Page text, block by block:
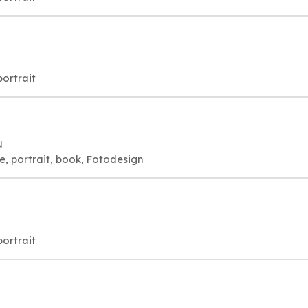
portrait
portrait, book, Fotodesign
portrait